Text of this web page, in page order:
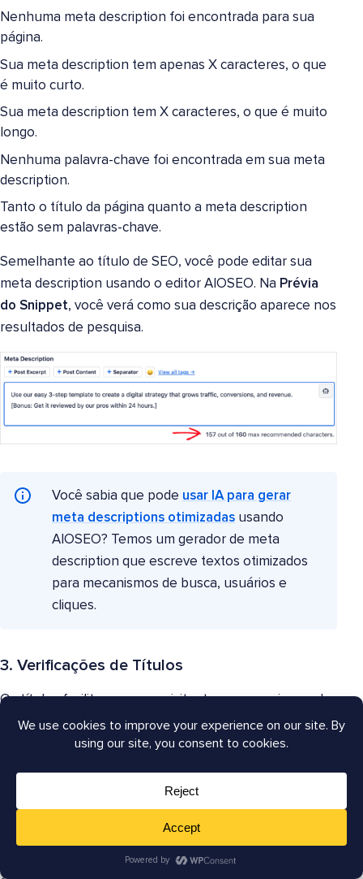
Nenhuma meta description foi encontrada para sua
página.
Sua meta description tem apenas X caracteres, o que
é muito curto.
Sua meta description tem X caracteres, o que é muito
longo.
Nenhuma palavra-chave foi encontrada em sua meta
description.
Tanto o título da página quanto a meta description
estão sem palavras-chave.
Semelhante ao título de SEO, você pode editar sua
meta description usando o editor AIOSEO. Na Prévia
do Snippet, você verá como sua descrição aparece nos
resultados de pesquisa.
Você sabia que pode usar IA para gerar
meta descriptions otimizadas usando
AIOSEO? Temos um gerador de meta
description que escreve textos otimizados
para mecanismos de busca, usuários e
cliques.
3. Verificações de Títulos
Os títulos facilitam para os visitantes e mecanismos de
busca entenderem o conteúdo do seu site. Não se
esqueça de usar os títulos H1 e H2 para tornar seu site